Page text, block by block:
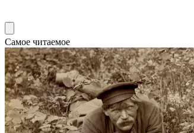
Самое читаемое